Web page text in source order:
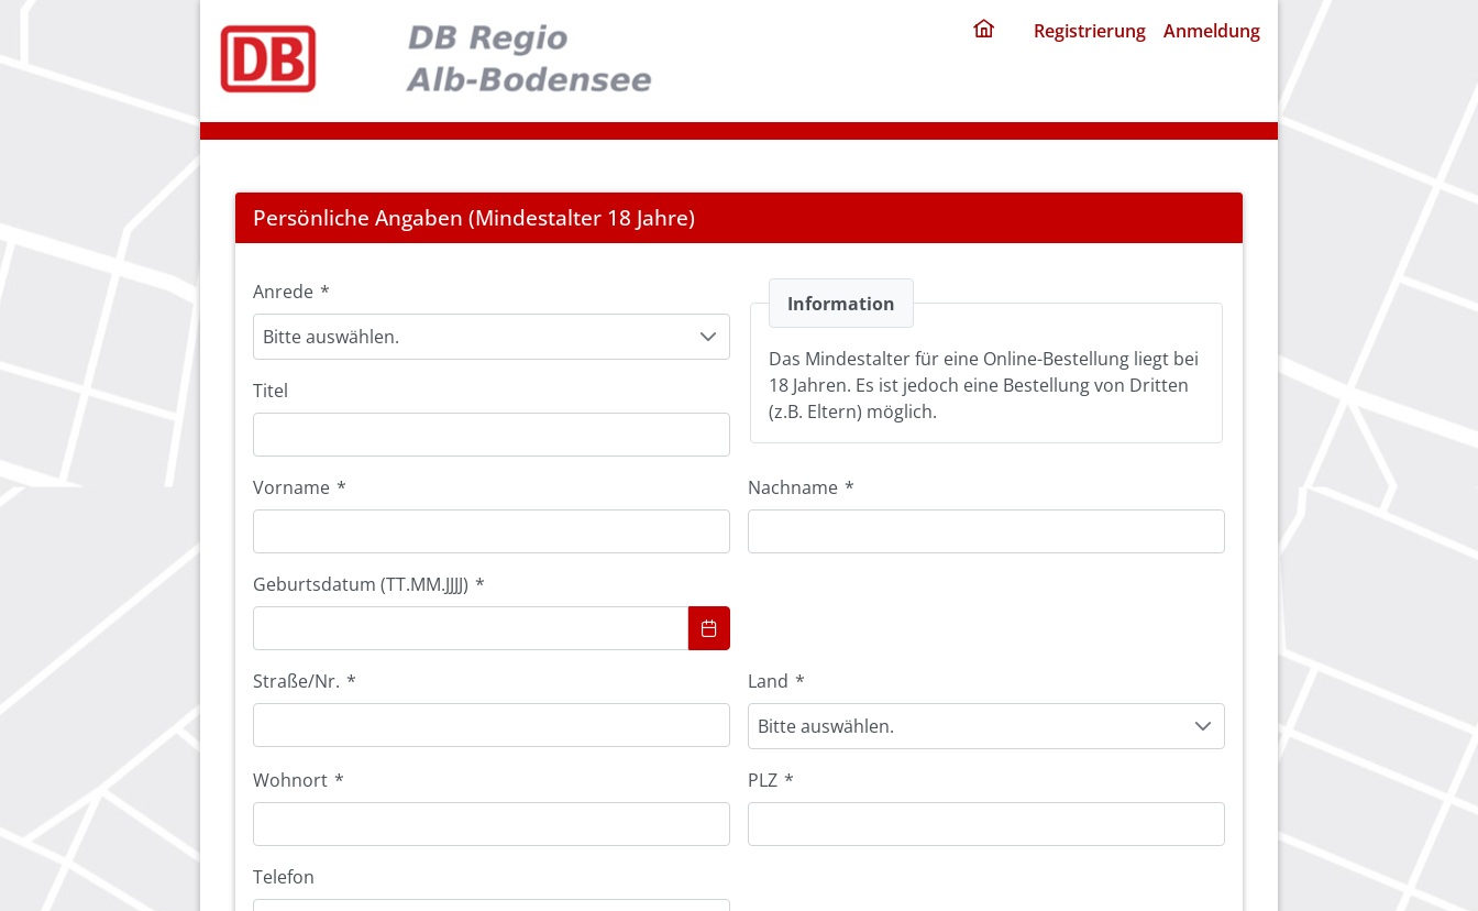
Registrierung Anmeldung
Registration
Persönliche Angaben (Mindestalter 18 Jahre)
Anrede *
Bitte auswählen.
Titel
Information
Das Mindestalter für eine Online-Bestellung liegt bei
18 Jahren. Es ist jedoch eine Bestellung von Dritten
(z.B. Eltern) möglich.
Vorname * Nachname *
Geburtsdatum (TT.MM.JJJJ) *
Straße/Nr. * Land *
Bitte auswählen.
Wohnort * PLZ *
Telefon